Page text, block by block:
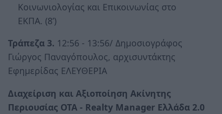
Κοινωνιολογίας και Επικοινωνίας στο
ΕΚΠΑ. (8’)
Τράπεζα 3. 12:56 - 13:56/ Δημοσιογράφος
Γιώργος Παναγόπουλος, αρχισυντάκτης
Εφημερίδας ΕΛΕΥΘΕΡΙΑ
Διαχείριση και Αξιοποίηση Ακίνητης
Περιουσίας ΟΤΑ - Realty Manager Ελλάδα 2.0